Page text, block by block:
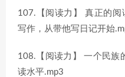
107.【阅读力】 真正的
写作，从带他写日记开始
108.【阅读力】 一个民族
读水平.mp3